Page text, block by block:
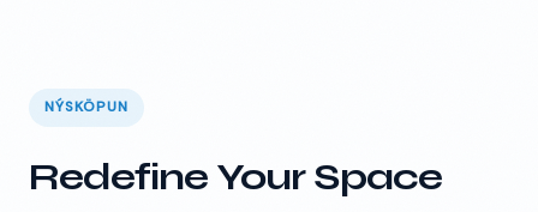
NÝSKÖPUN
Redefine Your Space